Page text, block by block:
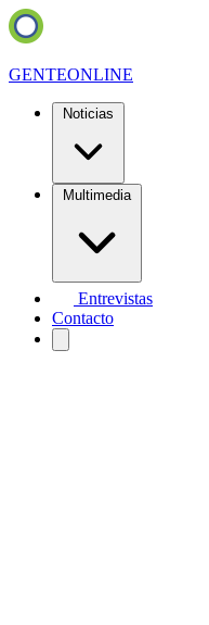
GENTEONLINE
Noticias
Multimedia
Entrevistas
Contacto